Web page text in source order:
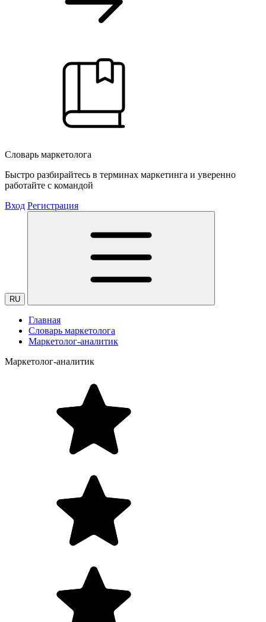
Словарь маркетолога
Быстро разбирайтесь в терминах маркетинга и уверенно
работайте с командой
Вход Регистрация
RU
Главная
Словарь маркетолога
Маркетолог-аналитик
Маркетолог-аналитик